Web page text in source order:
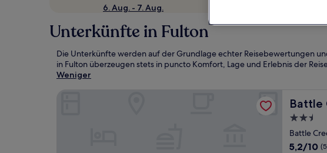
6. Aug. - 7. Aug.
Unterkünfte in Fulton
Die Unterkünfte werden auf der Grundlage echter Reisebewertungen
in Fulton überzeugen stets in puncto Komfort, Lage und Erlebnis der
Weniger
Battle
Battle
2.5-
Sterne-
Battle
5.2
5,2/10